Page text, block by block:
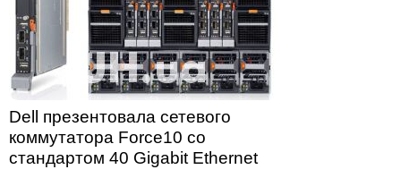
Dell презентовала сетевого
коммутатора Force10 со
стандартом 40 Gigabit Ethernet